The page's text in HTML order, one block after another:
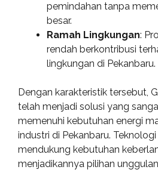
pemindahan tanpa
besar.
Ramah Lingkungan:
rendah berkontribusi
lingkungan di Pekanbaru.
Dengan karakteristik tersebut,
telah menjadi solusi yang
memenuhi kebutuhan energi
industri di Pekanbaru.
mendukung kebutuhan
menjadikannya pilihan